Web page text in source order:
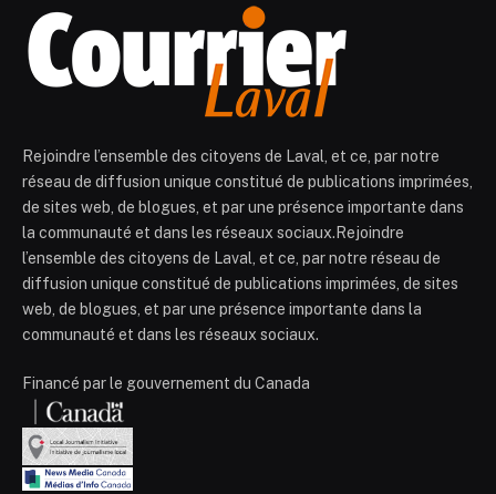
Rejoindre l’ensemble des citoyens de Laval, et ce, par notre
réseau de diffusion unique constitué de publications imprimées,
de sites web, de blogues, et par une présence importante dans
la communauté et dans les réseaux sociaux.Rejoindre
l’ensemble des citoyens de Laval, et ce, par notre réseau de
diffusion unique constitué de publications imprimées, de sites
web, de blogues, et par une présence importante dans la
communauté et dans les réseaux sociaux.
Financé par le gouvernement du Canada